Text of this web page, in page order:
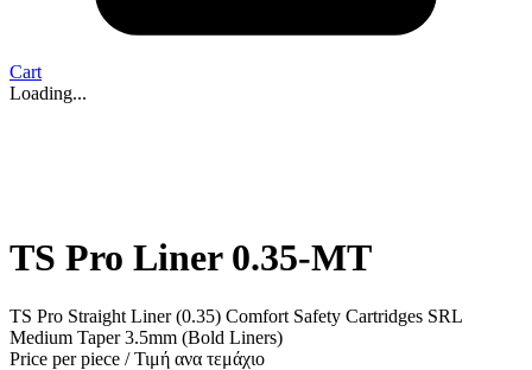
Cart
Loading...
TS Pro Liner 0.35-MT
TS Pro Straight Liner (0.35) Comfort Safety Cartridges SRL
Medium Taper 3.5mm (Bold Liners)
Ρrice per piece / Τιμή ανα τεμάχιο